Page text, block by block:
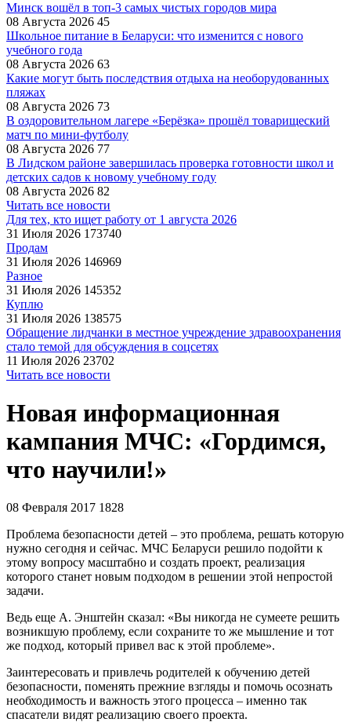
Минск вошёл в топ-3 самых чистых городов мира
08 Августа 2026 45
Школьное питание в Беларуси: что изменится с нового
учебного года
08 Августа 2026 63
Какие могут быть последствия отдыха на необорудованных
пляжах
08 Августа 2026 73
В оздоровительном лагере «Берёзка» прошёл товарищеский
матч по мини-футболу
08 Августа 2026 77
В Лидском районе завершилась проверка готовности школ и
детских садов к новому учебному году
08 Августа 2026 82
Читать все новости
Для тех, кто ищет работу от 1 августа 2026
31 Июля 2026 173740
Продам
31 Июля 2026 146969
Разное
31 Июля 2026 145352
Куплю
31 Июля 2026 138575
Обращение лидчанки в местное учреждение здравоохранения
стало темой для обсуждения в соцсетях
11 Июля 2026 23702
Читать все новости
Новая информационная
кампания МЧС: «Гордимся,
что научили!»
08 Февраля 2017 1828
Проблема безопасности детей – это проблема, решать которую
нужно сегодня и сейчас. МЧС Беларуси решило подойти к
этому вопросу масштабно и создать проект, реализация
которого станет новым подходом в решении этой непростой
задачи.
Ведь еще А. Энштейн сказал: «Вы никогда не сумеете решить
возникшую проблему, если сохраните то же мышление и тот
же подход, который привел вас к этой проблеме».
Заинтересовать и привлечь родителей к обучению детей
безопасности, поменять прежние взгляды и помочь осознать
необходимость и важность этого процесса – именно так
спасатели видят реализацию своего проекта.